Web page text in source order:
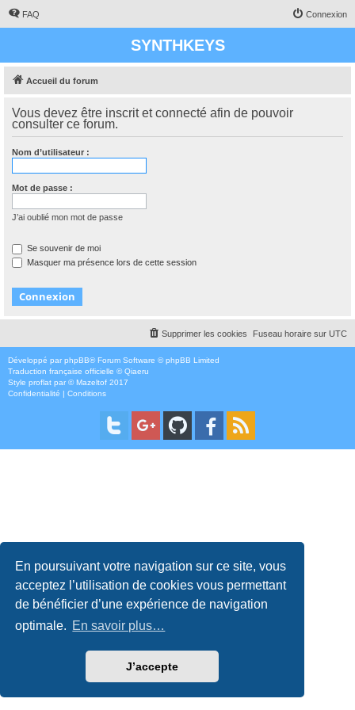
En poursuivant votre navigation sur ce site, vous
acceptez l’utilisation de cookies vous permettant
de bénéficier d’une expérience de navigation
optimale. En savoir plus…
J’accepte
FAQ Connexion
SYNTHKEYS
Accueil du forum
Vous devez être inscrit et connecté afin de pouvoir
consulter ce forum.
Nom d’utilisateur :
Mot de passe :
J’ai oublié mon mot de passe
Se souvenir de moi
Masquer ma présence lors de cette session
Fuseau horaire sur UTC
Supprimer les cookies
Développé par phpBB® Forum Software © phpBB Limited
Traduction française officielle ©Qiaeru
Style proflat par ©Mazeltof 2017
Confidentialité | Conditions